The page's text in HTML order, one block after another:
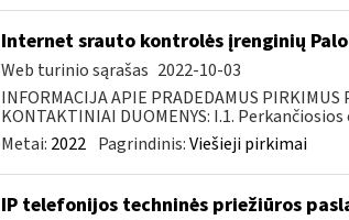
Internet srauto kontrolės įrenginių
Web turinio sąrašas 2022-10-03
INFORMACIJA APIE PRADEDAMUS
KONTAKTINIAI DUOMENYS: I.1.
Metai: 2022 Pagrindinis:Viešieji pirkimai
IP telefonijos techninės priežiūros